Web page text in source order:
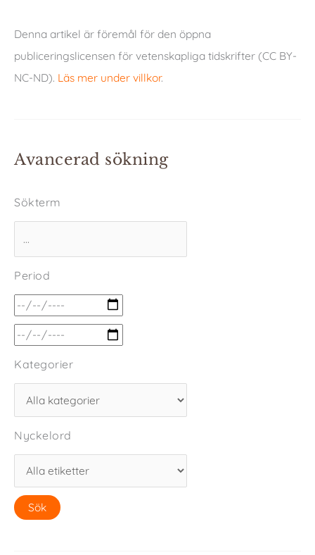
Denna artikel är föremål för den öppna
publiceringslicensen för vetenskapliga tidskrifter (CC BY-
NC-ND). Läs mer under villkor.
Avancerad sökning
Sökterm
Period
Kategorier
Nyckelord